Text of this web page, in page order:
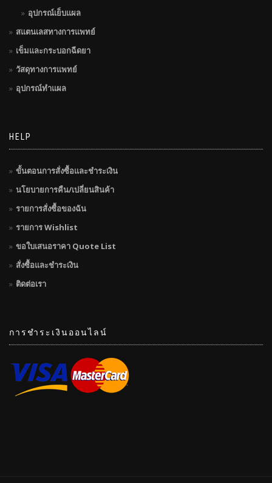
อุปกรณ์เย็บแผล
สแตนเลสทางการแพทย์
เข็มและกระบอกฉีดยา
วัสดุทางการแพทย์
อุปกรณ์ทำแผล
HELP
ขั้นตอนการสั่งซื้อและชำระเงิน
นโยบายการคืน/เปลี่ยนสินค้า
รายการสั่งซื้อของฉัน
รายการ Wishlist
ขอใบเสนอราคา Quote List
สั่งซื้อและชำระเงิน
ติดต่อเรา
การชำระเงินออนไลน์